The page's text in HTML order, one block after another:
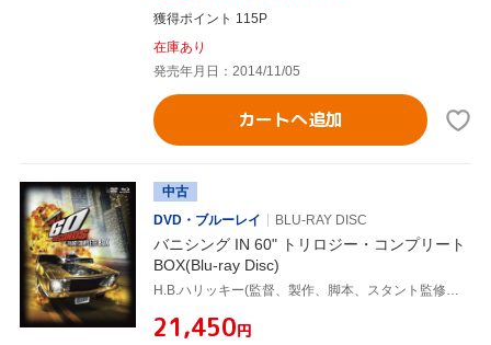
獲得ポイント 115P
在庫あり
発売年月日：2014/11/05
カートへ追加
中古
DVD・ブルーレイ
BLU-RAY DISC
バニシング IN 60" トリロジー・コンプリート
BOX(Blu-ray Disc)
H.B.ハリッキー(監督、製作、脚本、スタント監修、出演)
¥21,450円